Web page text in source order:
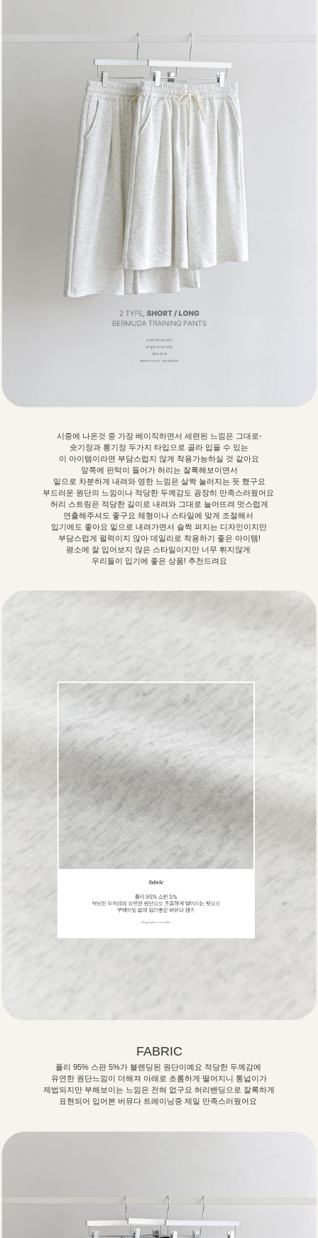
시중에 나온것 중 가장 베이직하면서 세련된 느낌은 그대로-
숏기장과 롱기장 두가지 타입으로 골라 입을 수 있는
이 아이템이라면 부담스럽지 않게 착용가능하실 것 같아요
앞쪽에 핀턱이 들어가 허리는 잘록해보이면서
밑으로 차분하게 내려와 영한 느낌은 살짝 눌러지는 듯 했구요
부드러운 원단의 느낌이나 적당한 두께감도 굉장히 만족스러웠어요
허리 스트링은 적당한 길이로 내려와 그대로 늘어뜨려 멋스럽게
연출해주셔도 좋구요 체형이나 스타일에 맞게 조절해서
입기에도 좋아요 밑으로 내려가면서 슬쩍 퍼지는 디자인이지만
부담스럽게 펄럭이지 않아 데일리로 착용하기 좋은 아이템!
평소에 잘 입어보지 않은 스타일이지만 너무 튀지않게
우리들이 입기에 좋은 상품! 추천드려요
FABRIC
폴리 95% 스판 5%가 블렌딩된 원단이예요 적당한 두께감에
유연한 원단느낌이 더해져 아래로 초롬하게 떨어지니 통넓이가
제법되지만 부해보이는 느낌은 전혀 없구요 허리밴딩으로 잘록하게
표현되어 입어본 버뮤다 트레이닝중 제일 만족스러웠어요